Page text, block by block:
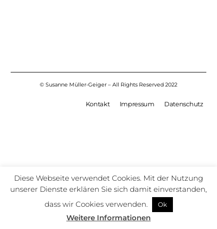
© Susanne Müller-Geiger – All Rights Reserved 2022
Kontakt Impressum Datenschutz
Diese Webseite verwendet Cookies. Mit der Nutzung
unserer Dienste erklären Sie sich damit einverstanden,
dass wir Cookies verwenden.
Ok
Weitere Informationen